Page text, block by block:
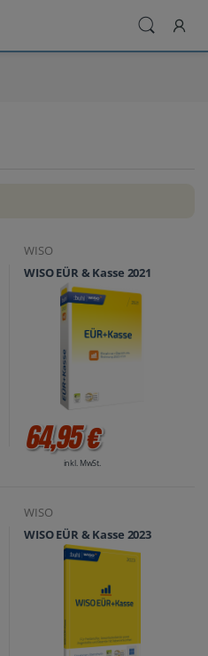
WISO
WISO EÜR & Kasse 2021
64,95 €
inkl. MwSt.
WISO
WISO EÜR & Kasse 2023